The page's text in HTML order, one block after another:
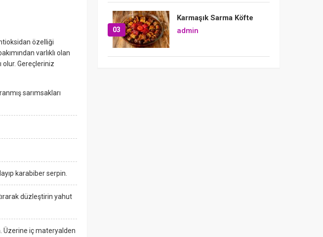
özelliği
varlıklı olan
olur. Gereçleriniz
sarımsakları
karabiber serpin.
düzleştirin yahut
Üzerine iç materyalden
03
Karmaşık Sarma Köfte
admin